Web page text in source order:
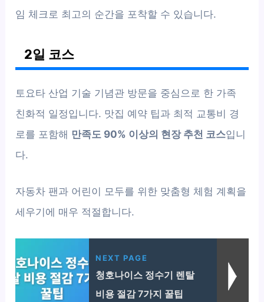
임 체크로 최고의 순간을 포착할 수 있습니다.
2일 코스
토요타 산업 기술 기념관 방문을 중심으로 한 가족
친화적 일정입니다. 맛집 예약 팁과 최적 교통비 경
로를 포함해 만족도 90% 이상의 현장 추천 코스입니
다.
자동차 팬과 어린이 모두를 위한 맞춤형 체험 계획을
세우기에 매우 적절합니다.
NEXT PAGE
청호나이스 정수기 렌탈
비용 절감 7가지 꿀팁